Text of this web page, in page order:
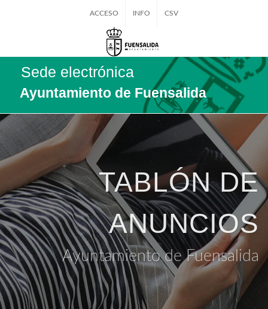
ACCESO INFO CSV
Sede electrónica
Ayuntamiento de Fuensalida
TABLÓN DE
ANUNCIOS
Ayuntamiento de Fuensalida